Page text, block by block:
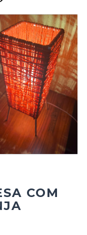
COM